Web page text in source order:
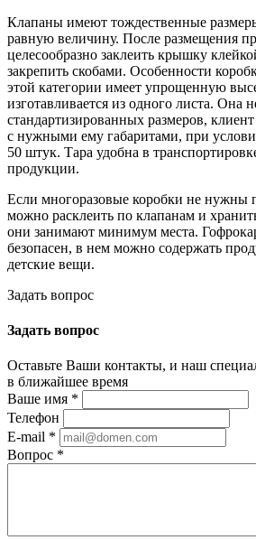
Клапаны имеют тождественные
равную величину. После размещения
целесообразно заклеить крышку
закрепить скобами. Особенности
этой категории имеет упрощенную
изготавливается из одного листа. Она
стандартизированных размеров,
с нужными ему габаритами, при
50 штук. Тара удобна в
продукции.
Если многоразовые коробки не нужны
можно расклеить по клапанам и
они занимают минимум места.
безопасен, в нем можно содержать
детские вещи.
Задать вопрос
Задать вопрос
Оставьте Ваши контакты, и наш
в ближайшее время
Ваше имя *
Телефон
E-mail *
Вопрос *